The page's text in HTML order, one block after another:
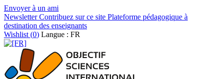
Envoyer à un ami
NewsletterContribuez sur ce site Plateforme pédagogique à
destination des enseignants
Wishlist (0) Langue : FR